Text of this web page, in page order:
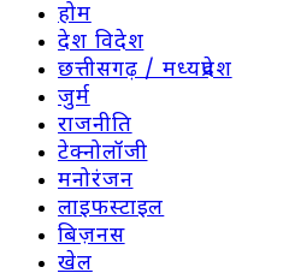
होम
देश विदेश
छत्तीसगढ़ / मध्यप्रदेश
जुर्म
राजनीति
टेक्नोलॉजी
मनोरंजन
लाइफस्टाइल
बिज़नस
खेल